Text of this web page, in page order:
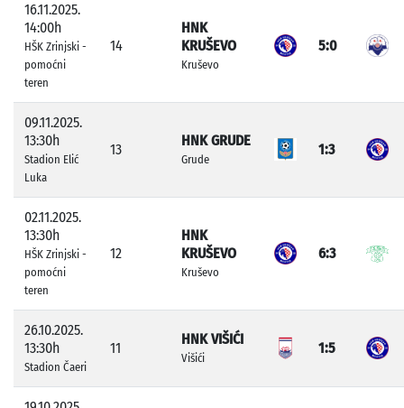
16.11.2025.
14:00h
HŠK Zrinjski -
pomoćni
teren
14
HNK
KRUŠEVO
Kruševo
5:0
09.11.2025.
13:30h
Stadion Elić
Luka
13
HNK GRUDE
Grude
1:3
02.11.2025.
13:30h
HŠK Zrinjski -
pomoćni
teren
12
HNK
KRUŠEVO
Kruševo
6:3
26.10.2025.
13:30h
Stadion Čaeri
11
HNK VIŠIĆI
Višići
1:5